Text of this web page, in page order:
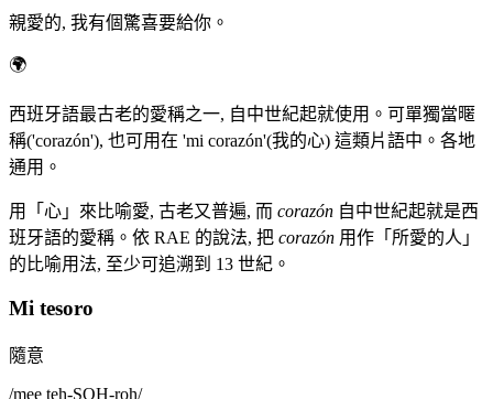
親愛的, 我有個驚喜要給你。
🌍
西班牙語最古老的愛稱之一, 自中世紀起就使用。可單獨當暱
稱('corazón'), 也可用在 'mi corazón'(我的心) 這類片語中。各地
通用。
用「心」來比喻愛, 古老又普遍, 而 corazón 自中世紀起就是西
班牙語的愛稱。依 RAE 的說法, 把 corazón 用作「所愛的人」
的比喻用法, 至少可追溯到 13 世紀。
Mi tesoro
隨意
/mee teh-SOH-roh/